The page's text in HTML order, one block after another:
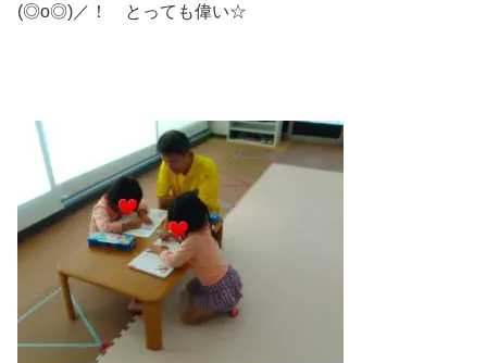
(◎o◎)／！ とっても偉い☆